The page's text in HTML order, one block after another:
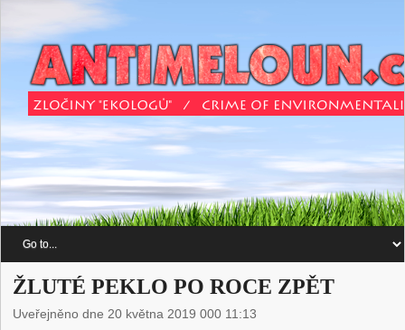
ŽLUTÉ PEKLO PO ROCE ZPĚT
Uveřejněno dne 20 května 2019 000 11:13